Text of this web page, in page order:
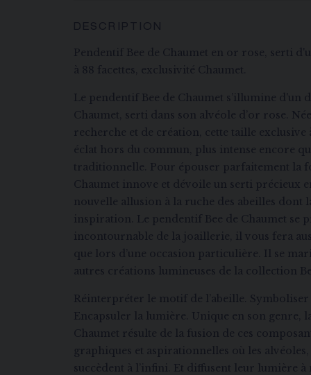
DESCRIPTION
Pendentif Bee de Chaumet en or rose, serti
à 88 facettes, exclusivité Chaumet.
Le pendentif Bee de Chaumet s’illumine d'un
Chaumet, serti dans son alvéole d’or rose.
recherche et de création, cette taille exclusive
éclat hors du commun, plus intense encore
traditionnelle. Pour épouser parfaitement la
Chaumet innove et dévoile un serti précieux
nouvelle allusion à la ruche des abeilles dont
inspiration. Le pendentif Bee de Chaumet se
incontournable de la joaillerie, il vous fera
que lors d’une occasion particulière. Il se
autres créations lumineuses de la collection
Réinterpréter le motif de l’abeille.
Encapsuler la lumière. Unique en son genre,
Chaumet résulte de la fusion de ces
graphiques et aspirationnelles où les alvéoles,
succèdent à l’infini. Et diffusent leur lumière